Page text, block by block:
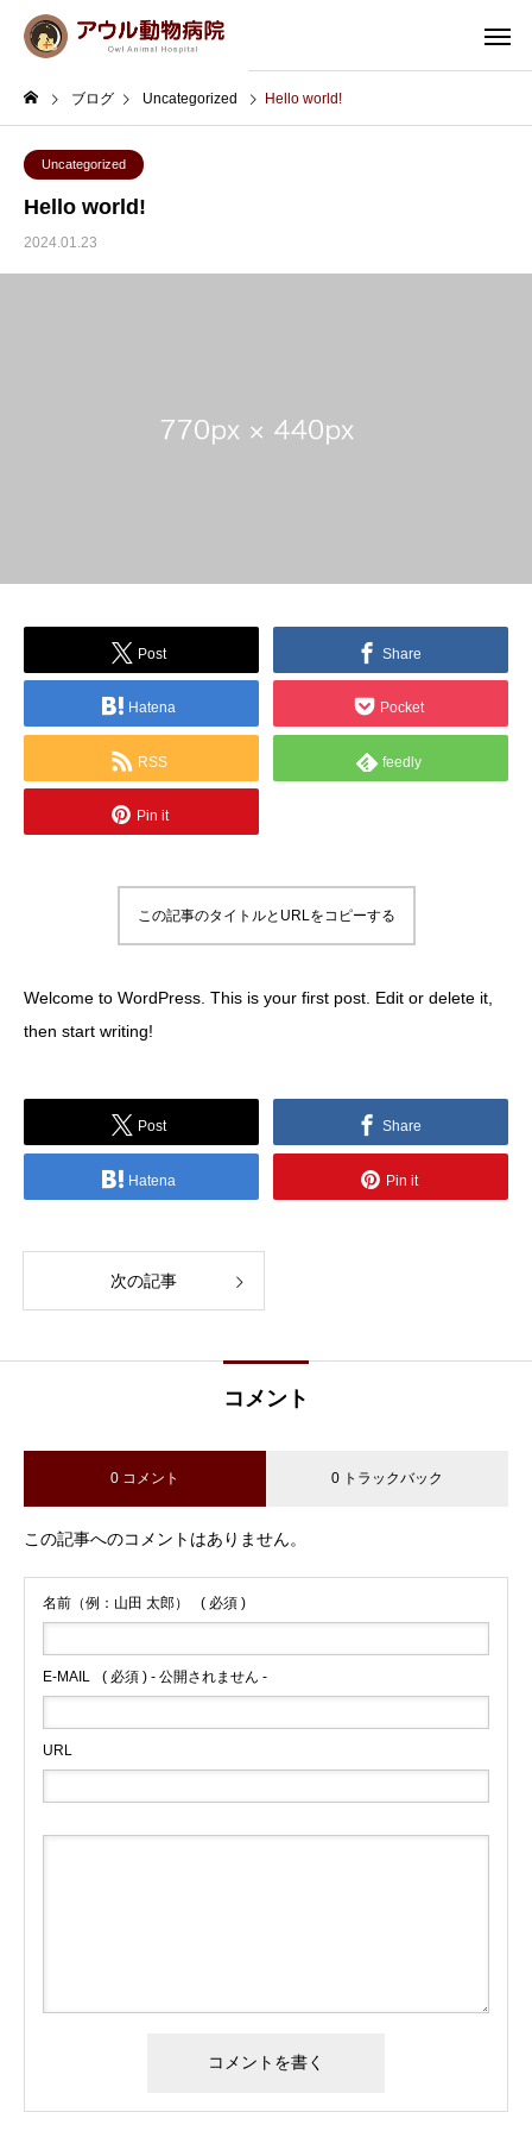
ブログ Uncategorized Hello world!
Uncategorized
Hello world!
2024.01.23
Post Share
Hatena Pocket
RSS feedly
Pin it
この記事のタイトルとURLをコピーする
Welcome to WordPress. This is your first post. Edit or delete it,
then start writing!
Post Share
Hatena Pin it
次の記事
コメント
0 コメント 0 トラックバック
この記事へのコメントはありません。
名前（例：山田 太郎） ( 必須 )
E-MAIL ( 必須 ) - 公開されません -
URL